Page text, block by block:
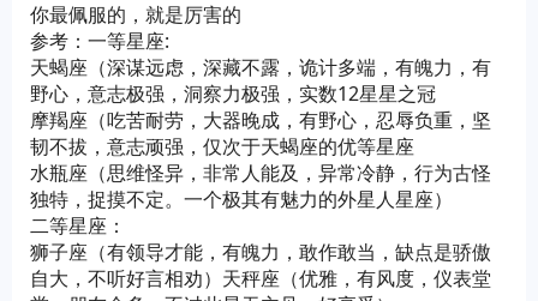
你最佩服的，就是厉害的
参考：一等星座:
天蝎座（深谋远虑，深藏不露，诡计多端，有魄力，有
野心，意志极强，洞察力极强，实数12星星之冠
摩羯座（吃苦耐劳，大器晚成，有野心，忍辱负重，坚
韧不拔，意志顽强，仅次于天蝎座的优等星座
水瓶座（思维怪异，非常人能及，异常冷静，行为古怪
独特，捉摸不定。一个极其有魅力的外星人星座）
二等星座：
狮子座（有领导才能，有魄力，敢作敢当，缺点是骄傲
自大，不听好言相劝）天秤座（优雅，有风度，仪表堂